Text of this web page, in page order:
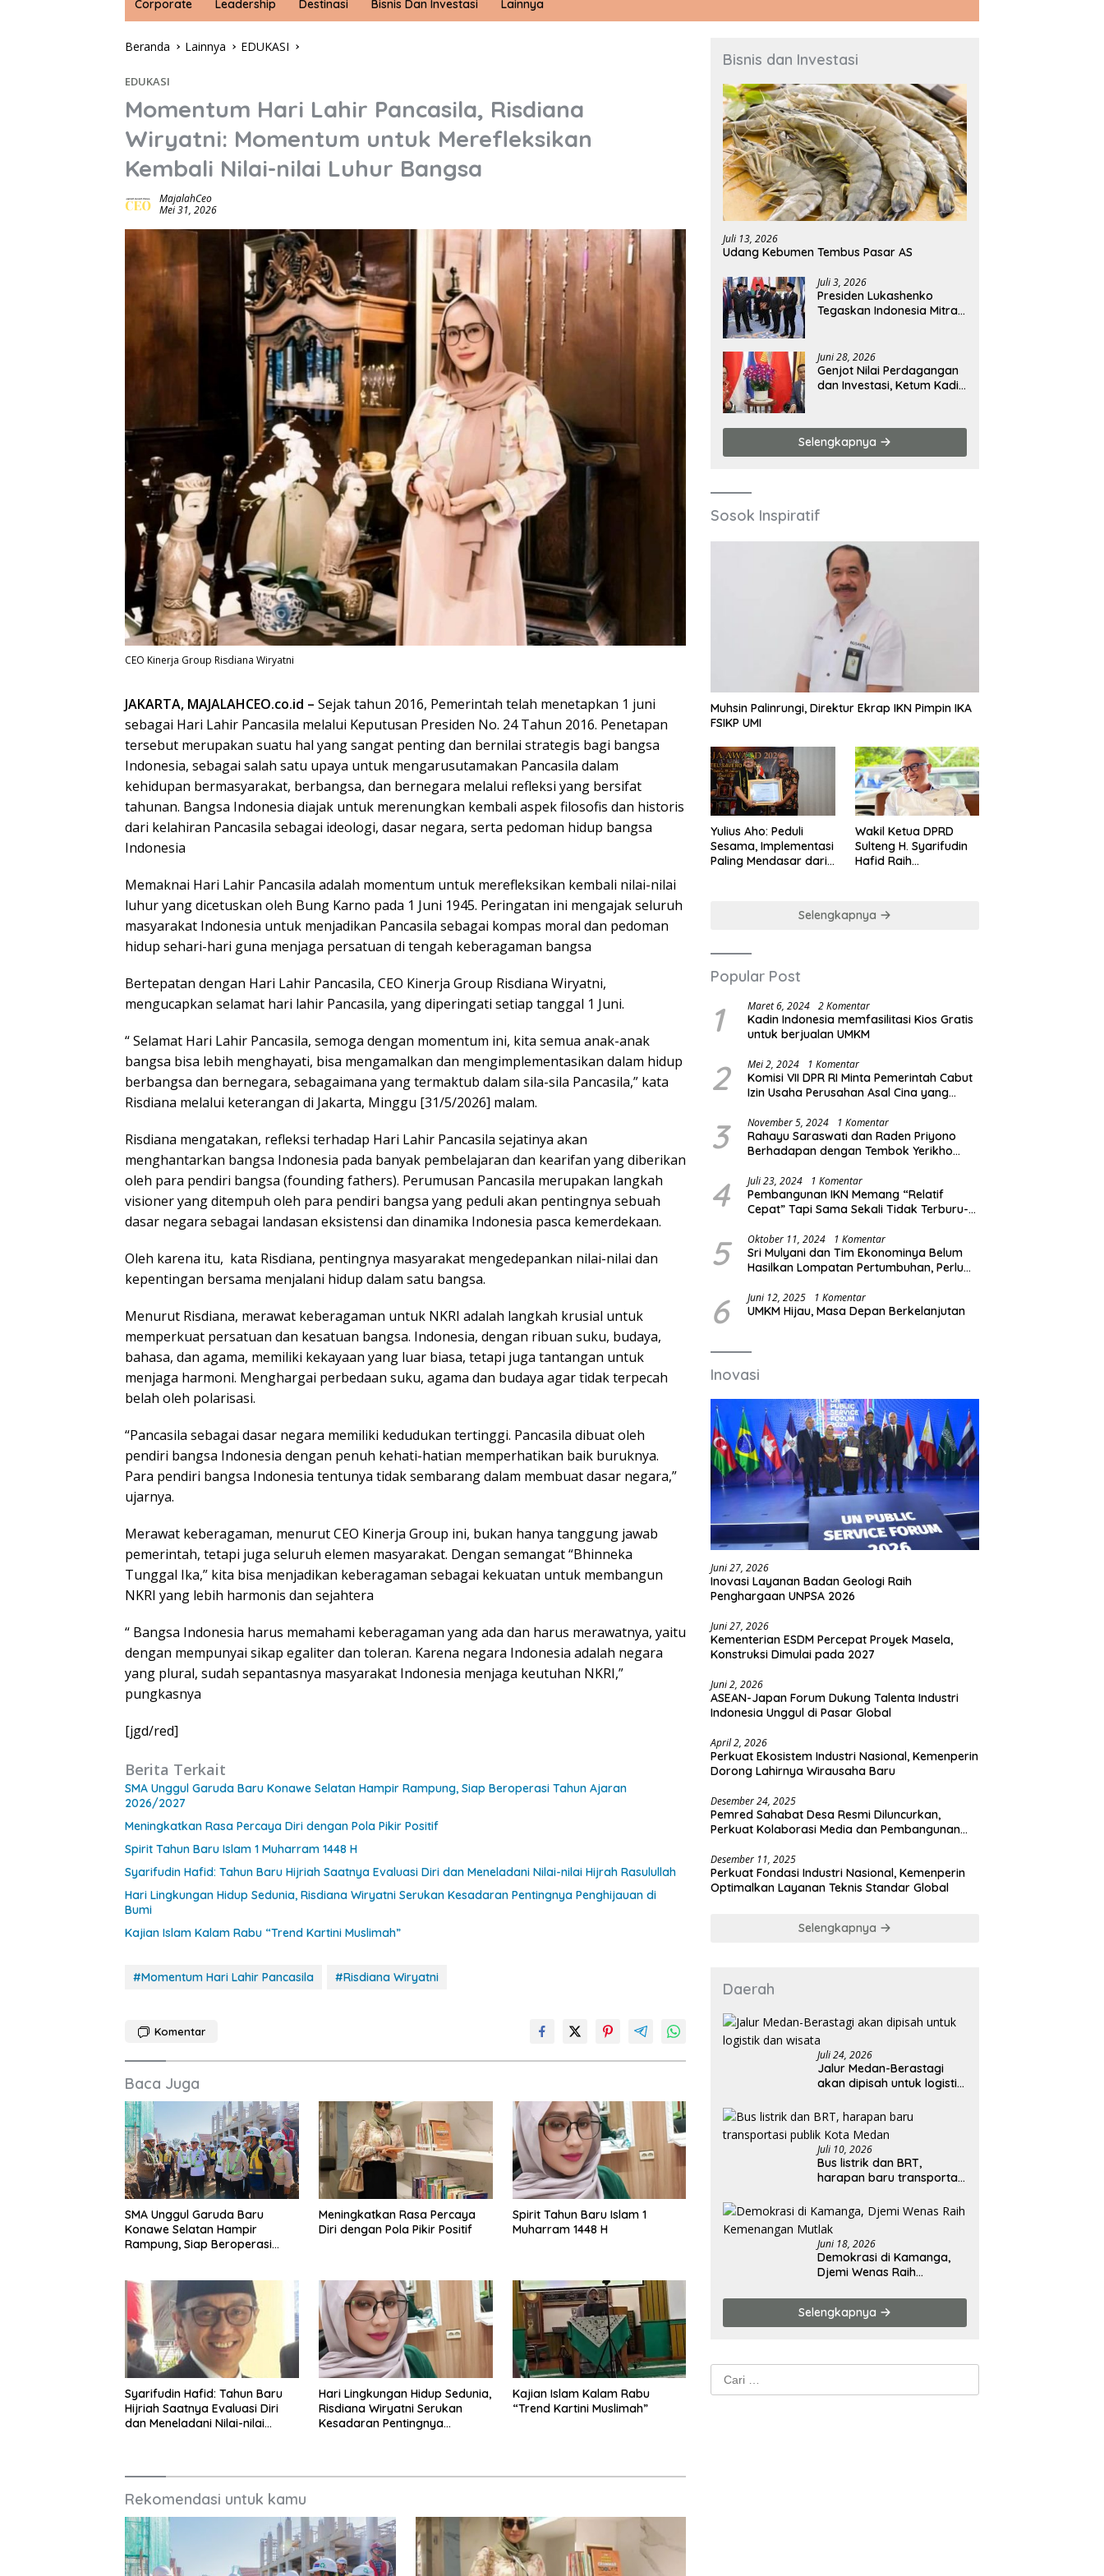
Corporate Leadership Destinasi Bisnis Dan Investasi Lainnya
Beranda Lainnya EDUKASI
EDUKASI
Momentum Hari Lahir Pancasila, Risdiana
Wiryatni: Momentum untuk Merefleksikan
Kembali Nilai-nilai Luhur Bangsa
MajalahCeo
Mei 31, 2026
CEO Kinerja Group Risdiana Wiryatni
JAKARTA, MAJALAHCEO.co.id – Sejak tahun 2016, Pemerintah telah menetapkan 1 juni
sebagai Hari Lahir Pancasila melalui Keputusan Presiden No. 24 Tahun 2016. Penetapan
tersebut merupakan suatu hal yang sangat penting dan bernilai strategis bagi bangsa
Indonesia, sebagai salah satu upaya untuk mengarusutamakan Pancasila dalam
kehidupan bermasyarakat, berbangsa, dan bernegara melalui refleksi yang bersifat
tahunan. Bangsa Indonesia diajak untuk merenungkan kembali aspek filosofis dan historis
dari kelahiran Pancasila sebagai ideologi, dasar negara, serta pedoman hidup bangsa
Indonesia
Memaknai Hari Lahir Pancasila adalah momentum untuk merefleksikan kembali nilai-nilai
luhur yang dicetuskan oleh Bung Karno pada 1 Juni 1945. Peringatan ini mengajak seluruh
masyarakat Indonesia untuk menjadikan Pancasila sebagai kompas moral dan pedoman
hidup sehari-hari guna menjaga persatuan di tengah keberagaman bangsa
Bertepatan dengan Hari Lahir Pancasila, CEO Kinerja Group Risdiana Wiryatni,
mengucapkan selamat hari lahir Pancasila, yang diperingati setiap tanggal 1 Juni.
“ Selamat Hari Lahir Pancasila, semoga dengan momentum ini, kita semua anak-anak
bangsa bisa lebih menghayati, bisa mengamalkan dan mengimplementasikan dalam hidup
berbangsa dan bernegara, sebagaimana yang termaktub dalam sila-sila Pancasila,” kata
Risdiana melalui keterangan di Jakarta, Minggu [31/5/2026] malam.
Risdiana mengatakan, refleksi terhadap Hari Lahir Pancasila sejatinya akan
menghantarkan bangsa Indonesia pada banyak pembelajaran dan kearifan yang diberikan
oleh para pendiri bangsa (founding fathers). Perumusan Pancasila merupakan langkah
visioner yang ditempuh oleh para pendiri bangsa yang peduli akan pentingnya sebuah
dasar negara sebagai landasan eksistensi dan dinamika Indonesia pasca kemerdekaan.
Oleh karena itu, kata Risdiana, pentingnya masyarakat mengedepankan nilai-nilai dan
kepentingan bersama menjalani hidup dalam satu bangsa.
Menurut Risdiana, merawat keberagaman untuk NKRI adalah langkah krusial untuk
memperkuat persatuan dan kesatuan bangsa. Indonesia, dengan ribuan suku, budaya,
bahasa, dan agama, memiliki kekayaan yang luar biasa, tetapi juga tantangan untuk
menjaga harmoni. Menghargai perbedaan suku, agama dan budaya agar tidak terpecah
belah oleh polarisasi.
“Pancasila sebagai dasar negara memiliki kedudukan tertinggi. Pancasila dibuat oleh
pendiri bangsa Indonesia dengan penuh kehati-hatian memperhatikan baik buruknya.
Para pendiri bangsa Indonesia tentunya tidak sembarang dalam membuat dasar negara,”
ujarnya.
Merawat keberagaman, menurut CEO Kinerja Group ini, bukan hanya tanggung jawab
pemerintah, tetapi juga seluruh elemen masyarakat. Dengan semangat “Bhinneka
Tunggal Ika,” kita bisa menjadikan keberagaman sebagai kekuatan untuk membangun
NKRI yang lebih harmonis dan sejahtera
“ Bangsa Indonesia harus memahami keberagaman yang ada dan harus merawatnya, yaitu
dengan mempunyai sikap egaliter dan toleran. Karena negara Indonesia adalah negara
yang plural, sudah sepantasnya masyarakat Indonesia menjaga keutuhan NKRI,”
pungkasnya
[jgd/red]
Berita Terkait
SMA Unggul Garuda Baru Konawe Selatan Hampir Rampung, Siap Beroperasi Tahun Ajaran
2026/2027
Meningkatkan Rasa Percaya Diri dengan Pola Pikir Positif
Spirit Tahun Baru Islam 1 Muharram 1448 H
Syarifudin Hafid: Tahun Baru Hijriah Saatnya Evaluasi Diri dan Meneladani Nilai-nilai Hijrah Rasulullah
Hari Lingkungan Hidup Sedunia, Risdiana Wiryatni Serukan Kesadaran Pentingnya Penghijauan di
Bumi
Kajian Islam Kalam Rabu “Trend Kartini Muslimah”
#Momentum Hari Lahir Pancasila #Risdiana Wiryatni
Komentar
Baca Juga
SMA Unggul Garuda Baru
Konawe Selatan Hampir
Rampung, Siap Beroperasi
Meningkatkan Rasa Percaya
Diri dengan Pola Pikir Positif
Spirit Tahun Baru Islam 1
Muharram 1448 H
Syarifudin Hafid: Tahun Baru
Hijriah Saatnya Evaluasi Diri
dan Meneladani Nilai-nilai
Hari Lingkungan Hidup Sedunia,
Risdiana Wiryatni Serukan
Kesadaran Pentingnya
Kajian Islam Kalam Rabu
“Trend Kartini Muslimah”
Rekomendasi untuk kamu
Bisnis dan Investasi
Juli 13, 2026
Udang Kebumen Tembus Pasar AS
Juli 3, 2026
Presiden Lukashenko
Tegaskan Indonesia Mitra
Juni 28, 2026
Genjot Nilai Perdagangan
dan Investasi, Ketum Kadin
Selengkapnya
Sosok Inspiratif
Muhsin Palinrungi, Direktur Ekrap IKN Pimpin IKA
FSIKP UMI
Yulius Aho: Peduli
Sesama, Implementasi
Paling Mendasar dari
Wakil Ketua DPRD
Sulteng H. Syarifudin
Hafid Raih
Selengkapnya
Popular Post
1 Maret 6, 2024 2 Komentar
Kadin Indonesia memfasilitasi Kios Gratis
untuk berjualan UMKM
2 Mei 2, 2024 1 Komentar
Komisi VII DPR RI Minta Pemerintah Cabut
Izin Usaha Perusahan Asal Cina yang
3 November 5, 2024 1 Komentar
Rahayu Saraswati dan Raden Priyono
Berhadapan dengan Tembok Yerikho
4 Juli 23, 2024 1 Komentar
Pembangunan IKN Memang “Relatif
Cepat” Tapi Sama Sekali Tidak Terburu-
5 Oktober 11, 2024 1 Komentar
Sri Mulyani dan Tim Ekonominya Belum
Hasilkan Lompatan Pertumbuhan, Perlu
Box
6 Juni 12, 2025 1 Komentar
UMKM Hijau, Masa Depan Berkelanjutan
Inovasi
Juni 27, 2026
Inovasi Layanan Badan Geologi Raih
Penghargaan UNPSA 2026
Juni 27, 2026
Kementerian ESDM Percepat Proyek Masela,
Konstruksi Dimulai pada 2027
Juni 2, 2026
ASEAN-Japan Forum Dukung Talenta Industri
Indonesia Unggul di Pasar Global
April 2, 2026
Perkuat Ekosistem Industri Nasional, Kemenperin
Dorong Lahirnya Wirausaha Baru
Desember 24, 2025
Pemred Sahabat Desa Resmi Diluncurkan,
Perkuat Kolaborasi Media dan Pembangunan
Desember 11, 2025
Perkuat Fondasi Industri Nasional, Kemenperin
Optimalkan Layanan Teknis Standar Global
Selengkapnya
Daerah
Juli 24, 2026
Jalur Medan-Berastagi
akan dipisah untuk logistik
Juli 10, 2026
Bus listrik dan BRT,
harapan baru transportasi
Juni 18, 2026
Demokrasi di Kamanga,
Djemi Wenas Raih
Selengkapnya
Cari
untuk: